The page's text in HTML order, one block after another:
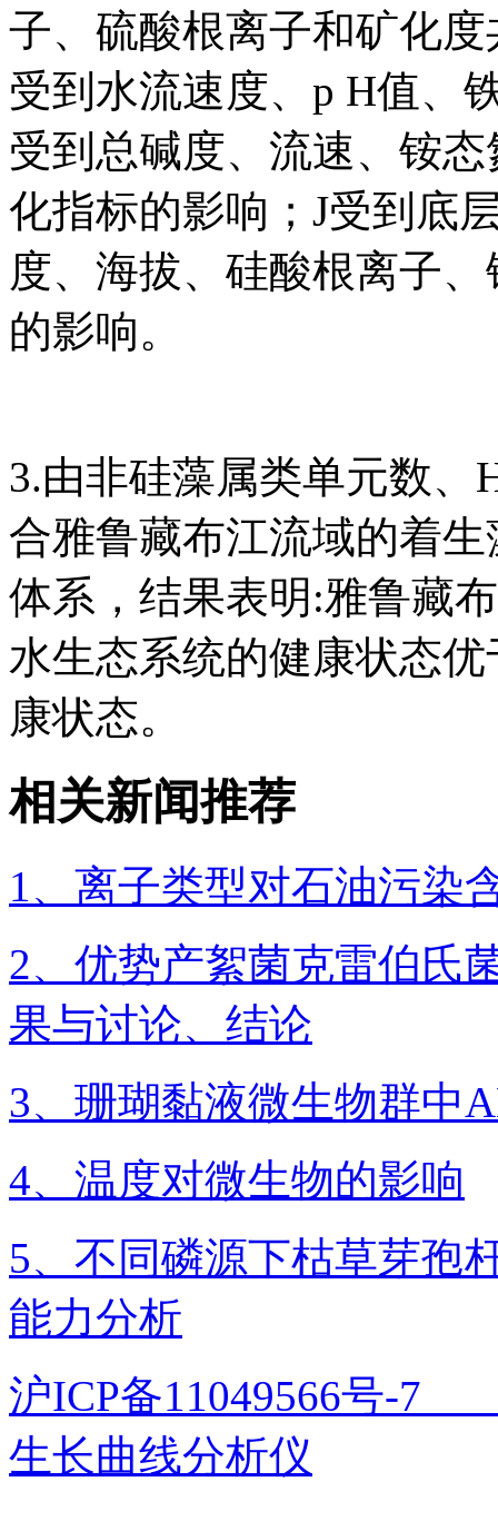
子、硫酸根离子和矿化
受到水流速度、p H值、
受到总碱度、流速、铵
化指标的影响；J受到底
度、海拔、硅酸根离子
的影响。
3.由非硅藻属类单元数、
合雅鲁藏布江流域的着
体系，结果表明:雅鲁藏
水生态系统的健康状态
康状态。
相关新闻推荐
1、离子类型对石油污染
2、优势产絮菌克雷伯
果与讨论、结论
3、珊瑚黏液微生物群中
4、温度对微生物的影响
5、不同磷源下枯草芽孢
能力分析
沪ICP备11049566号
生长曲线分析仪